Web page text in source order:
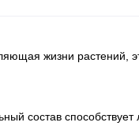
жизни растений,
состав